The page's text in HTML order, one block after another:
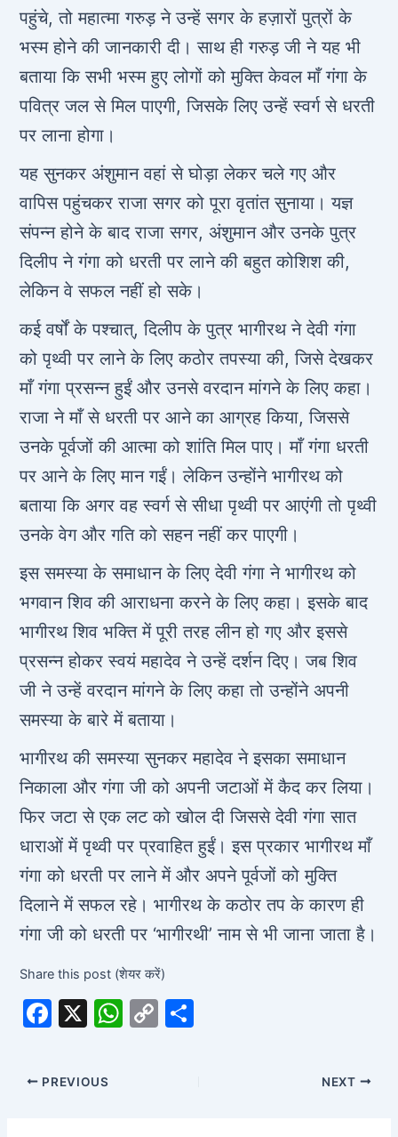
पहुंचे, तो महात्मा गरुड़ ने उन्हें सगर के हज़ारों पुत्रों के
भस्म होने की जानकारी दी। साथ ही गरुड़ जी ने यह भी
बताया कि सभी भस्म हुए लोगों को मुक्ति केवल माँ गंगा के
पवित्र जल से मिल पाएगी, जिसके लिए उन्हें स्वर्ग से धरती
पर लाना होगा।
यह सुनकर अंशुमान वहां से घोड़ा लेकर चले गए और
वापिस पहुंचकर राजा सगर को पूरा वृतांत सुनाया। यज्ञ
संपन्न होने के बाद राजा सगर, अंशुमान और उनके पुत्र
दिलीप ने गंगा को धरती पर लाने की बहुत कोशिश की,
लेकिन वे सफल नहीं हो सके।
कई वर्षों के पश्चात्, दिलीप के पुत्र भागीरथ ने देवी गंगा
को पृथ्वी पर लाने के लिए कठोर तपस्या की, जिसे देखकर
माँ गंगा प्रसन्न हुईं और उनसे वरदान मांगने के लिए कहा।
राजा ने माँ से धरती पर आने का आग्रह किया, जिससे
उनके पूर्वजों की आत्मा को शांति मिल पाए। माँ गंगा धरती
पर आने के लिए मान गईं। लेकिन उन्होंने भागीरथ को
बताया कि अगर वह स्वर्ग से सीधा पृथ्वी पर आएंगी तो पृथ्वी
उनके वेग और गति को सहन नहीं कर पाएगी।
इस समस्या के समाधान के लिए देवी गंगा ने भागीरथ को
भगवान शिव की आराधना करने के लिए कहा। इसके बाद
भागीरथ शिव भक्ति में पूरी तरह लीन हो गए और इससे
प्रसन्न होकर स्वयं महादेव ने उन्हें दर्शन दिए। जब शिव
जी ने उन्हें वरदान मांगने के लिए कहा तो उन्होंने अपनी
समस्या के बारे में बताया।
भागीरथ की समस्या सुनकर महादेव ने इसका समाधान
निकाला और गंगा जी को अपनी जटाओं में कैद कर लिया।
फिर जटा से एक लट को खोल दी जिससे देवी गंगा सात
धाराओं में पृथ्वी पर प्रवाहित हुईं। इस प्रकार भागीरथ माँ
गंगा को धरती पर लाने में और अपने पूर्वजों को मुक्ति
दिलाने में सफल रहे। भागीरथ के कठोर तप के कारण ही
गंगा जी को धरती पर ‘भागीरथी’ नाम से भी जाना जाता है।
Share this post (शेयर करें)
F
c
e
X
W C
PREVIOUS NEXT